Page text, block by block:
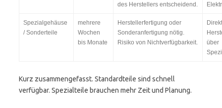
des Herstellers entscheidend.
Spezialgehäuse
/ Sonderteile
mehrere
Wochen
bis Monate
Herstellerfertigung oder
Sonderanfertigung nötig.
Risiko von Nichtverfügbarkeit.
über
Kurz zusammengefasst. Standardteile sind schnell
verfügbar. Spezialteile brauchen mehr Zeit und Planung.